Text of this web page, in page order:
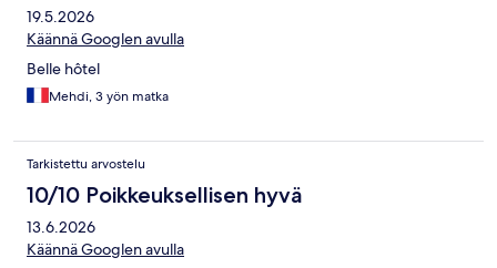
19.5.2026
Käännä Googlen avulla
Belle hôtel
Mehdi, 3 yön matka
Tarkistettu arvostelu
10/10 Poikkeuksellisen hyvä
13.6.2026
Käännä Googlen avulla